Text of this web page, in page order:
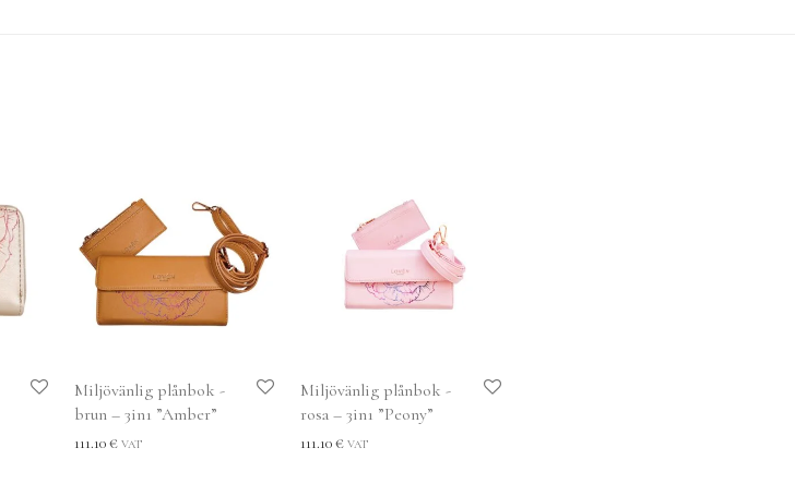
Miljövänlig plånbok -
brun – 3in1 ”Amber”
111.10€ VAT
Miljövänlig plånbok -
rosa – 3in1 ”Peony”
111.10€ VAT